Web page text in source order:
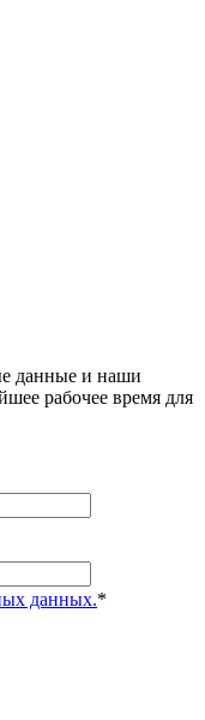
данные и наши
рабочее время для
данных.*